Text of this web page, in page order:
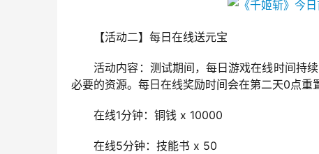
【活动二】每日在线送元宝
活动内容：测试期间，每日游戏在线时间持续
必要的资源。每日在线奖励时间会在第二天0点
在线1分钟：铜钱 x 10000
在线5分钟：技能书 x 50